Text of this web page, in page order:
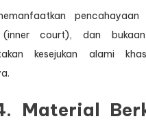
court), dan
kesejukan alami
Material